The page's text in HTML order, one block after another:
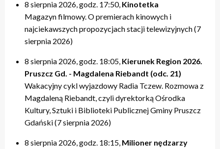
8 sierpnia 2026, godz. 17:50, Kinotetka
Magazyn filmowy. O premierach kinowych i
najciekawszych propozycjach stacji telewizyjnych (7
sierpnia 2026)
8 sierpnia 2026, godz. 18:05, Kierunek Region 2026.
Pruszcz Gd. - Magdalena Riebandt (odc. 21)
Wakacyjny cykl wyjazdowy Radia Tczew. Rozmowa z
Magdaleną Riebandt, czyli dyrektorką Ośrodka
Kultury, Sztuki i Biblioteki Publicznej Gminy Pruszcz
Gdański (7 sierpnia 2026)
8 sierpnia 2026, godz. 18:15, Milioner nędzarzy